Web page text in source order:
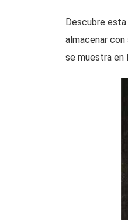
Descubre
almacenar
se muestra en